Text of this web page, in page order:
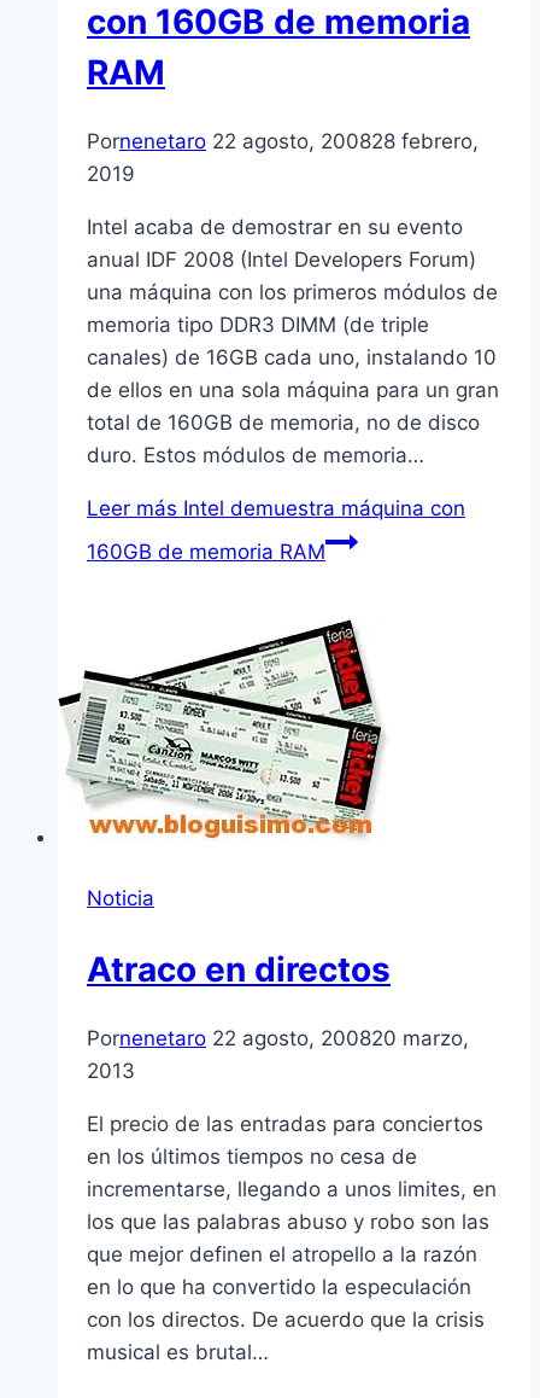
con 160GB de memoria
RAM
Pornenetaro 22 agosto, 200828 febrero,
2019
Intel acaba de demostrar en su evento
anual IDF 2008 (Intel Developers Forum)
una máquina con los primeros módulos de
memoria tipo DDR3 DIMM (de triple
canales) de 16GB cada uno, instalando 10
de ellos en una sola máquina para un gran
total de 160GB de memoria, no de disco
duro. Estos módulos de memoria…
Leer más Intel demuestra máquina con
160GB de memoria RAM
Noticia
Atraco en directos
Pornenetaro 22 agosto, 200820 marzo,
2013
El precio de las entradas para conciertos
en los últimos tiempos no cesa de
incrementarse, llegando a unos limites, en
los que las palabras abuso y robo son las
que mejor definen el atropello a la razón
en lo que ha convertido la especulación
con los directos. De acuerdo que la crisis
musical es brutal…